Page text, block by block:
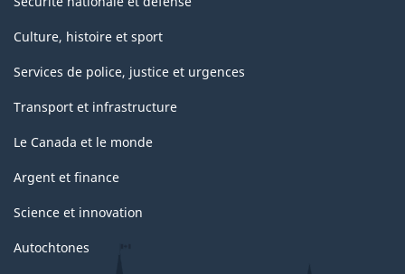
Culture, histoire et sport
Services de police, justice et urgences
Transport et infrastructure
Le Canada et le monde
Argent et finance
Science et innovation
Autochtones